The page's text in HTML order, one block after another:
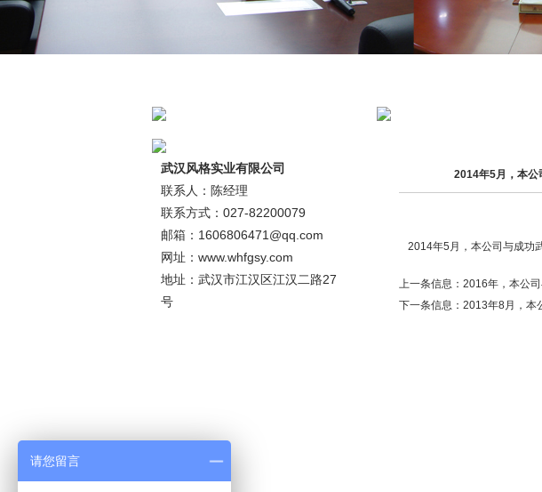
武汉风格实业有限公司
联系人：陈经理
联系方式：027-82200079
邮箱：1606806471@qq.com
网址：www.whfgsy.com
地址：武汉市江汉区江汉二路27
号
2014年5月，本公
2014年5月，本公司与成功
上一条信息： 2016年，本公
下一条信息： 2013年8月，本
请您留言